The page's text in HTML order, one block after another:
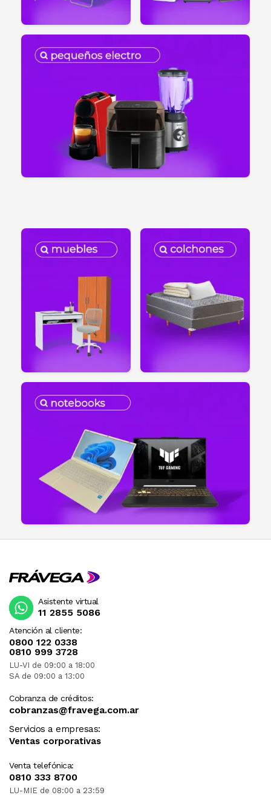
Atención al cliente:
0800 122 0338
0810 999 3728
LU-VI de 09:00 a 18:00
SA de 09:00 a 13:00
Cobranza de créditos:
cobranzas@fravega.com.ar
Servicios a empresas:
Ventas corporativas
Venta telefónica:
0810 333 8700
LU-MIE de 08:00 a 23:59
Asistente virtual
11 2855 5086